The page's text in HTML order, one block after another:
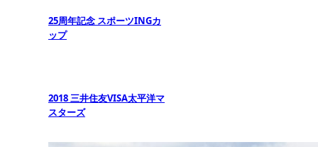
25周年記念 スポーツINGカ
ップ
2018 三井住友VISA太平洋マ
スターズ